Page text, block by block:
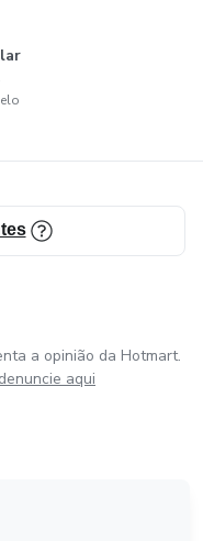
a opinião da Hotmart.
denuncie aqui